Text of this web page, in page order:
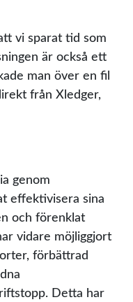
vi sparat tid som
är också ett
man över en fil
från Xledger,
genom
effektivisera sina
och förenklat
vidare möjliggjort
förbättrad
Detta har